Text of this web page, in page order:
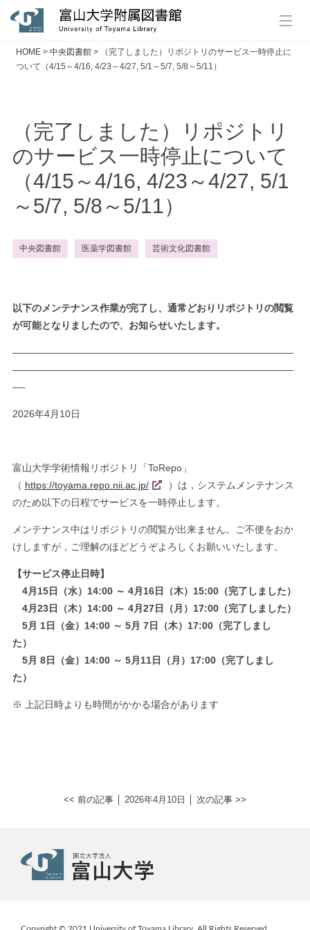
HOME> 中央図書館>
（完了しました）リポジトリのサービス一時停止に
ついて（4/15～4/16, 4/23～4/27, 5/1～5/7, 5/8～5/11）
（完了しました）リポジトリ
のサービス一時停止について
（4/15～4/16, 4/23～4/27, 5/1
～5/7, 5/8～5/11）
中央図書館 医薬学図書館 芸術文化図書館
以下のメンテナンス作業が完了し、通常どおりリポジトリの閲覧
が可能となりましたので、お知らせいたします。
—————————————————————————————
—————————————————————————————
—-
2026年4月10日
富山大学学術情報リポジトリ「ToRepo」
（ https://toyama.repo.nii.ac.jp/
）は，システムメンテナンス
のため以下の日程でサービスを一時停止します。
メンテナンス中はリポジトリの閲覧が出来ません。ご不便をおか
けしますが，ご理解のほどどうぞよろしくお願いいたします。
【サービス停止日時】
4月15日（水）14:00 ～ 4月16日（木）15:00（完了しました）
4月23日（木）14:00 ～ 4月27日（月）17:00（完了しました）
5月 1日（金）14:00 ～ 5月 7日（木）17:00（完了しまし
た）
5月 8日（金）14:00 ～ 5月11日（月）17:00（完了しまし
た）
※ 上記日時よりも時間がかかる場合があります
<< 前の記事 │ 2026年4月10日 │ 次の記事 >>